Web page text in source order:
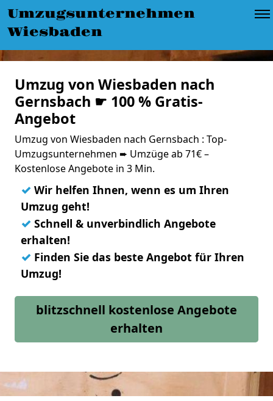
Umzugsunternehmen
Wiesbaden
Umzug von Wiesbaden nach
Gernsbach ☛ 100 % Gratis-
Angebot
Umzug von Wiesbaden nach Gernsbach : Top-
Umzugsunternehmen ➨ Umzüge ab 71€ –
Kostenlose Angebote in 3 Min.
✓ Wir helfen Ihnen, wenn es um Ihren
Umzug geht!
✓ Schnell & unverbindlich Angebote
erhalten!
✓ Finden Sie das beste Angebot für Ihren
Umzug!
blitzschnell kostenlose Angebote
erhalten